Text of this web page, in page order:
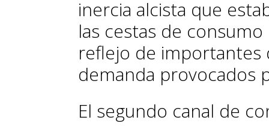
inercia alcista que
las cestas de
reflejo de importantes
demanda provocados
El segundo canal de